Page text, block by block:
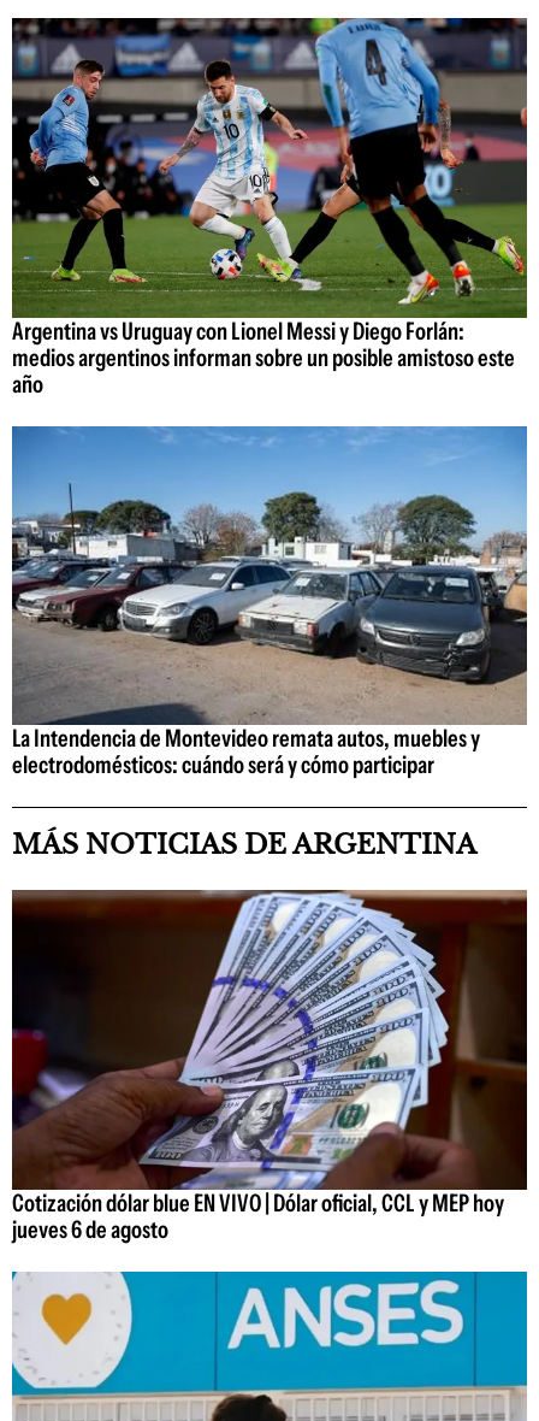
Argentina vs Uruguay con Lionel Messi y Diego Forlán:
medios argentinos informan sobre un posible amistoso este
año
La Intendencia de Montevideo remata autos, muebles y
electrodomésticos: cuándo será y cómo participar
MÁS NOTICIAS DE ARGENTINA
Cotización dólar blue EN VIVO | Dólar oficial, CCL y MEP hoy
jueves 6 de agosto